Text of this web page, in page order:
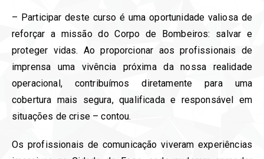
– Participar deste curso é uma oportunidade valiosa de
reforçar a missão do Corpo de Bombeiros: salvar e
proteger vidas. Ao proporcionar aos profissionais de
imprensa uma vivência próxima da nossa realidade
operacional, contribuímos diretamente para uma
cobertura mais segura, qualificada e responsável em
situações de crise – contou.
Os profissionais de comunicação viveram experiências